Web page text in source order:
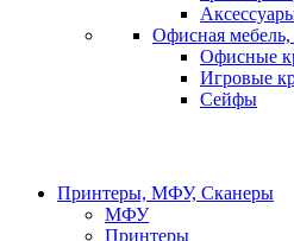
Офисная
Офисные
Игровые
Сейфы
Принтеры, МФУ, Сканеры
МФУ
Принтеры